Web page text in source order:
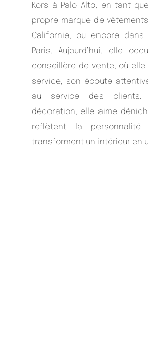
Kors à Palo Alto, en tant
propre marque de
Californie, ou encore dans
Paris, Aujourd’hui, elle
conseillère de vente, où
service, son écoute
au service des clients.
décoration, elle aime
reflètent la
transforment un intérieur en